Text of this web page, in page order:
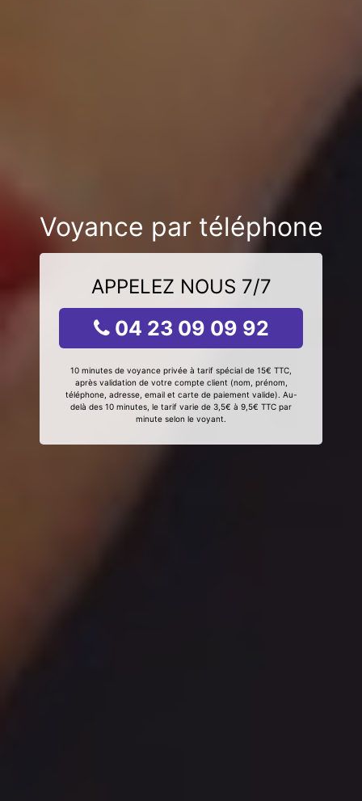
Voyance par téléphone
APPELEZ NOUS 7/7
04 23 09 09 92
10 minutes de voyance privée à tarif spécial de 15€ TTC,
après validation de votre compte client (nom, prénom,
téléphone, adresse, email et carte de paiement valide). Au-
delà des 10 minutes, le tarif varie de 3,5€ à 9,5€ TTC par
minute selon le voyant.